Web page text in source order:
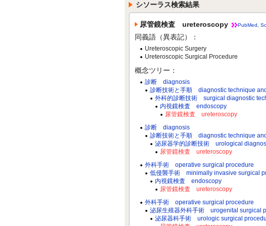
シソーラス検索結果
尿管鏡検査 ureteroscopy PubMed
同義語（異表記）：
Ureteroscopic Surgery
Ureteroscopic Surgical Procedure
概念ツリー：
診断 diagnosis
診断技術と手順 diagnostic technique
外科的診断技術 surgical diagnostic
内視鏡検査 endoscopy
尿管鏡検査 ureteroscopy
診断 diagnosis
診断技術と手順 diagnostic technique
泌尿器学的診断技術 urological
尿管鏡検査 ureteroscopy
外科手術 operative surgical procedure
低侵襲手術 minimally invasive surgical
内視鏡検査 endoscopy
尿管鏡検査 ureteroscopy
外科手術 operative surgical procedure
泌尿生殖器外科手術 urogenital surgical
泌尿器科手術 urologic surgical